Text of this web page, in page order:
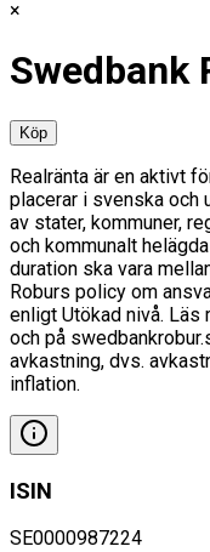
Swedbank
Köp
Realränta är en aktivt
placerar i svenska och
av stater, kommuner,
och kommunalt
duration ska vara
Roburs policy om
enligt Utökad nivå.
och på
avkastning, dvs.
inflation.
ISIN
SE0000987224